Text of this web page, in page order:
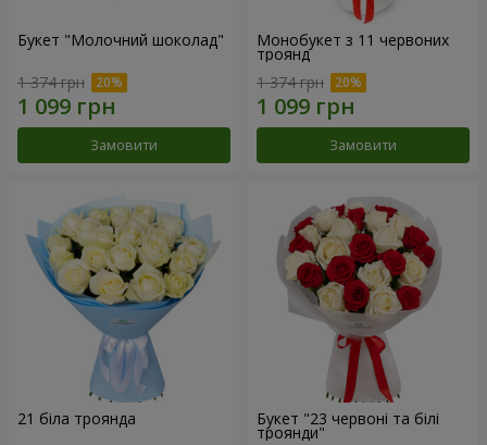
Букет "Молочний шоколад"
1 374 грн
Замовити
Монобукет з 11 червоних
троянд
1 374 грн
Замовити
21 біла троянда Букет "23 червоні та білі
троянди"